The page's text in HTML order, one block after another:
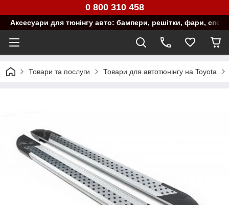
0 800 310 458
Аксесуари для тюнінгу авто: бампери, решітки, фари,
Товари та послуги Товари для автотюнінгу на Toyota